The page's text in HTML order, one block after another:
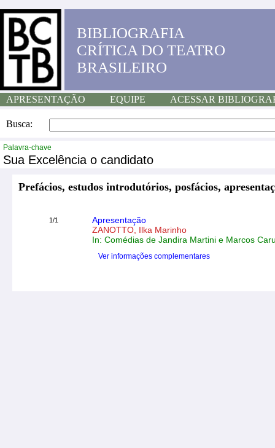
BIBLIOGRAFIA
CRÍTICA DO TEATRO
BRASILEIRO
APRESENTAÇÃO EQUIPE ACESSAR
Busca:
Palavra-chave
Sua Excelência o candidato
Prefácios, estudos introdutórios, posfácios,
1/1
Apresentação
ZANOTTO, Ilka Marinho
In: Comédias de Jandira Martini e Marcos
Ver informações complementares